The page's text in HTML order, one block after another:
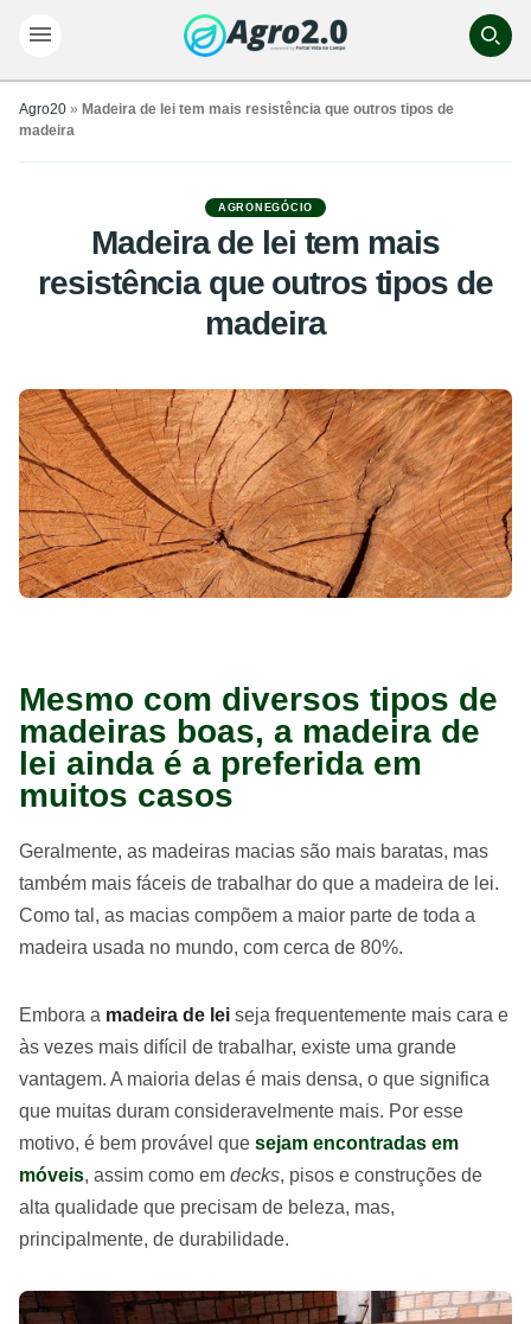
Agro20 » Madeira de lei tem mais resistência que outros tipos de
madeira
AGRONEGÓCIO
Madeira de lei tem mais
resistência que outros tipos de
madeira
Mesmo com diversos tipos de
madeiras boas, a madeira de
lei ainda é a preferida em
muitos casos
Geralmente, as madeiras macias são mais baratas, mas
também mais fáceis de trabalhar do que a madeira de lei.
Como tal, as macias compõem a maior parte de toda a
madeira usada no mundo, com cerca de 80%.
Embora a madeira de lei seja frequentemente mais cara e
às vezes mais difícil de trabalhar, existe uma grande
vantagem. A maioria delas é mais densa, o que significa
que muitas duram consideravelmente mais. Por esse
motivo, é bem provável que sejam encontradas em
móveis, assim como em decks, pisos e construções de
alta qualidade que precisam de beleza, mas,
principalmente, de durabilidade.